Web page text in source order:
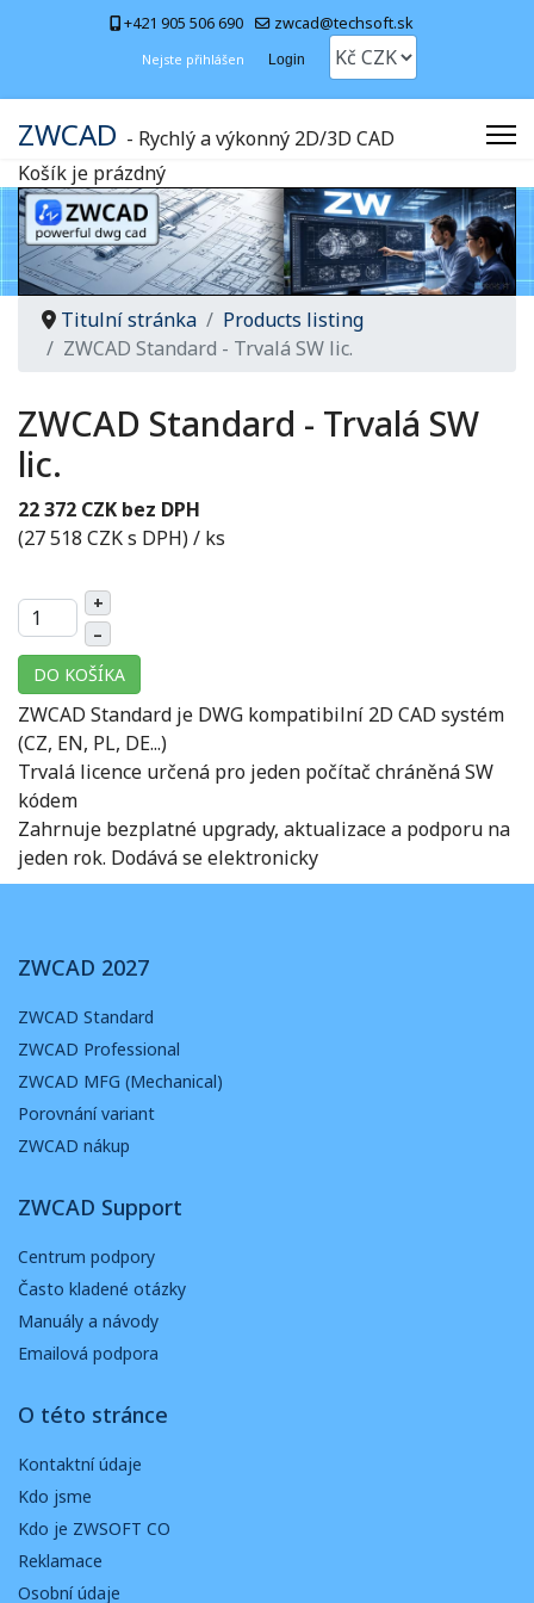
+421 905 506 690 zwcad@techsoft.sk
Nejste přihlášen Login
ZWCAD - Rychlý a výkonný 2D/3D CAD
Košík je prázdný
Titulní stránka
Products listing
ZWCAD Standard - Trvalá SW lic.
ZWCAD Standard - Trvalá SW
lic.
22 372 CZK bez DPH
(27 518 CZK s DPH)/ ks
+
–
DO KOŠÍKA
ZWCAD Standard je DWG kompatibilní 2D CAD systém
(CZ, EN, PL, DE...)
Trvalá licence určená pro jeden počítač chráněná SW
kódem
Zahrnuje bezplatné upgrady, aktualizace a podporu na
jeden rok. Dodává se elektronicky
ZWCAD 2027
ZWCAD Standard
ZWCAD Professional
ZWCAD MFG (Mechanical)
Porovnání variant
ZWCAD nákup
ZWCAD Support
Centrum podpory
Často kladené otázky
Manuály a návody
Emailová podpora
O této stránce
Kontaktní údaje
Kdo jsme
Kdo je ZWSOFT CO
Reklamace
Osobní údaje